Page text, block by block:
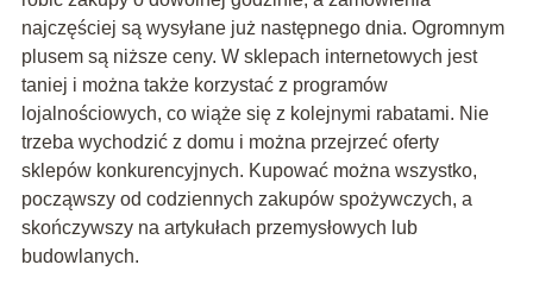
najczęściej są wysyłane już następnego dnia. Ogromnym
plusem są niższe ceny. W sklepach internetowych jest
taniej i można także korzystać z programów
lojalnościowych, co wiąże się z kolejnymi rabatami. Nie
trzeba wychodzić z domu i można przejrzeć oferty
sklepów konkurencyjnych. Kupować można wszystko,
począwszy od codziennych zakupów spożywczych, a
skończywszy na artykułach przemysłowych lub
budowlanych.